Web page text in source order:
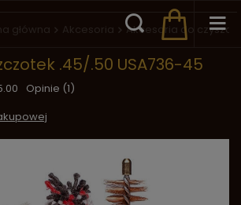
główna Akcesoria Akcesoria do
.45/.50 USA736-45
Opinie (1)